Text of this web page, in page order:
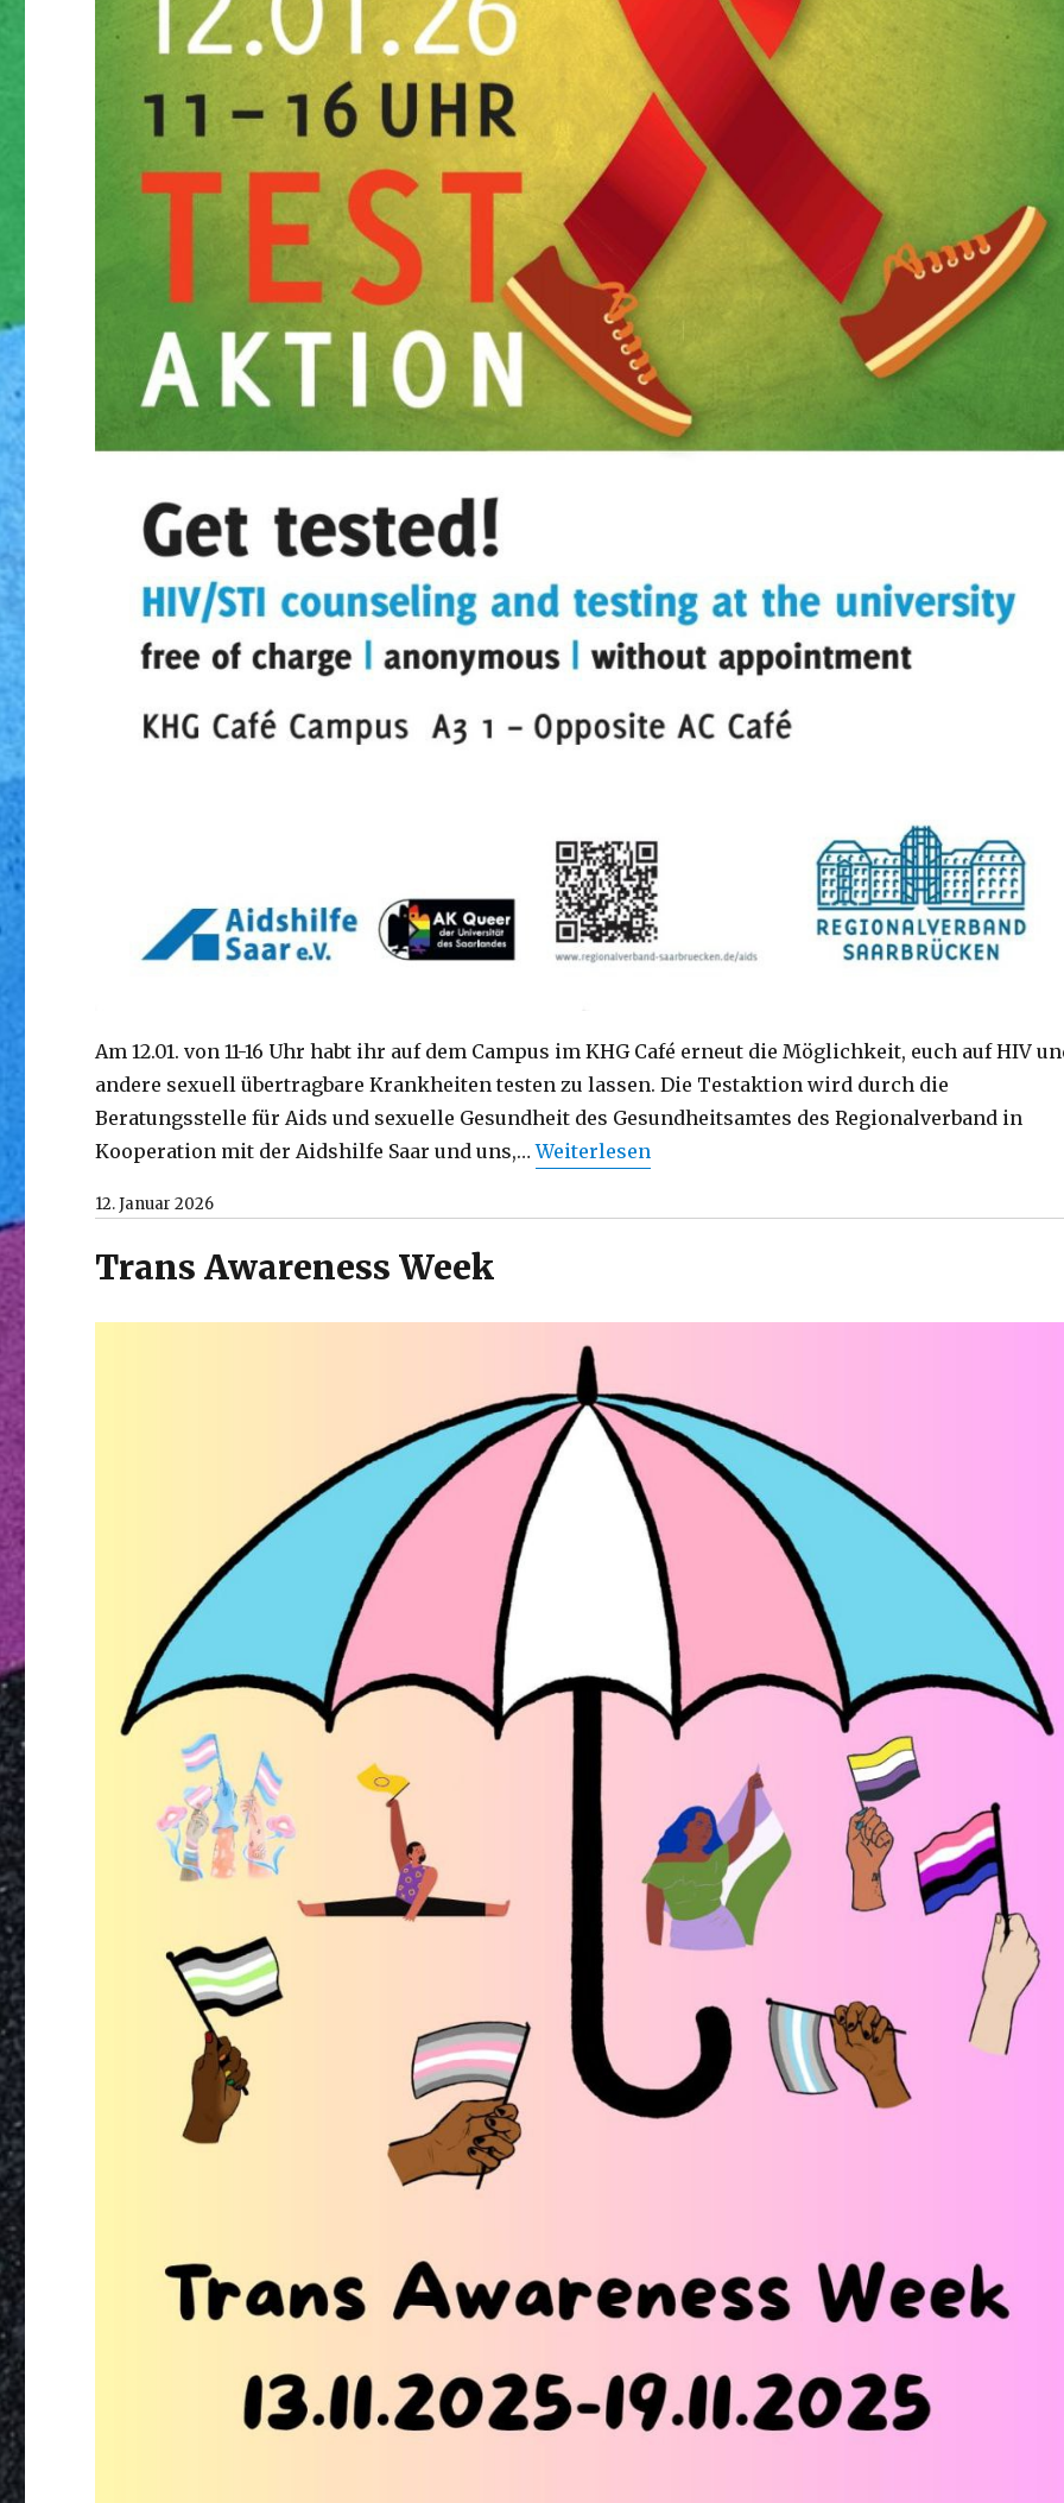
Am 12.01. von 11-16 Uhr habt ihr auf dem Campus im KHG Café erneut die Möglichkeit, euch auf HIV
andere sexuell übertragbare Krankheiten testen zu lassen. Die Testaktion wird durch die
Beratungsstelle für Aids und sexuelle Gesundheit des Gesundheitsamtes des Regionalverband in
Kooperation mit der Aidshilfe Saar und uns,…Weiterlesen
12. Januar 2026
Trans Awareness Week